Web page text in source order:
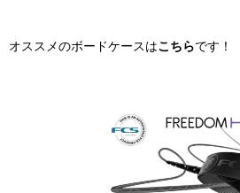
オススメのボードケースはこちらです！